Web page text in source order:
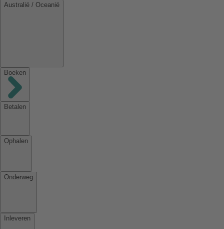
Australië / Oceanië
Boeken
Betalen
Ophalen
Onderweg
Inleveren